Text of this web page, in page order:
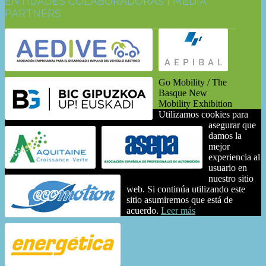
PARTNERS
Go Mobility / The
Basque New
Mobility Exhibition
Utilizamos cookies para
asegurar que
damos la
mejor
experiencia al
usuario en
nuestro sitio
web. Si continúa utilizando este
sitio asumiremos que está de
acuerdo. Leer más